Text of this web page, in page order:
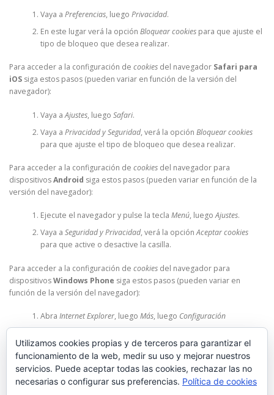
Vaya a Preferencias, luego Privacidad.
En este lugar verá la opción Bloquear cookiespara que ajuste el
tipo de bloqueo que desea realizar.
Para acceder a la configuración de cookies del navegador Safari para
iOS siga estos pasos (pueden variar en función de la versión del
navegador):
Vaya aAjustes, luego Safari.
Vaya a Privacidad y Seguridad, verá la opción Bloquear cookies
para que ajuste el tipo de bloqueo que desea realizar.
Para acceder a la configuración de cookies del navegador para
dispositivosAndroid siga estos pasos (pueden variar en función de la
versión del navegador):
Ejecute el navegador y pulse la tecla Menú, luegoAjustes.
Vaya a Seguridad y Privacidad, verá la opciónAceptar cookies
para que active o desactive la casilla.
Para acceder a la configuración de cookies del navegador para
dispositivosWindows Phone siga estos pasos (pueden variar en
función de la versión del navegador):
Abra Internet Explorer, luego Más, luego Configuración
Asesor de Cookies es un plugin para WordPresscreado por Carlos
Doral (webartesanal.com)
Utilizamos cookies propias y de terceros para garantizar el
funcionamiento de la web, medir su uso y mejorar nuestros
servicios. Puede aceptar todas las cookies, rechazar las no
necesarias o configurar sus preferencias. Política de cookies